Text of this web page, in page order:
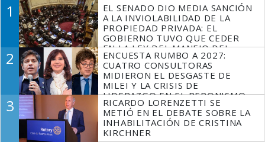
1
EL SENADO DIO MEDIA SANCIÓN
A LA INVIOLABILIDAD DE LA
PROPIEDAD PRIVADA: EL
GOBIERNO TUVO QUE CEDER
EN LA LEY DEL MANEJO DEL
FUEGO
2
ENCUESTA RUMBO A 2027:
CUATRO CONSULTORAS
MIDIERON EL DESGASTE DE
MILEI Y LA CRISIS DE
LIDERAZGO EN EL PERONISMO
3
RICARDO LORENZETTI SE
METIÓ EN EL DEBATE SOBRE LA
INHABILITACIÓN DE CRISTINA
KIRCHNER